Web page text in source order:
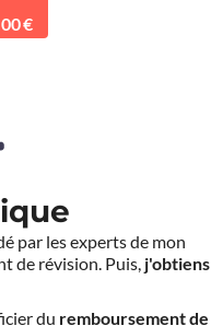
€
par les experts de mon
de révision. Puis, j'obtiens
du remboursement de